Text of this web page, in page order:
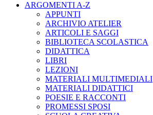
ARGOMENTI A-Z
APPUNTI
ARCHIVIO ATELIER
ARTICOLI E SAGGI
BIBLIOTECA SCOLASTICA
DIDATTICA
LIBRI
LEZIONI
MATERIALI MULTIMEDIALI
MATERIALI DIDATTICI
POESIE E RACCONTI
PROMESSI SPOSI